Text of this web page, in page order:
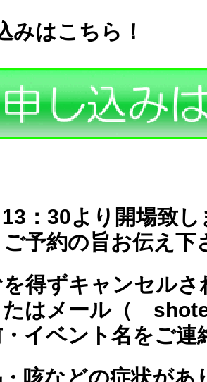
みはこちら！
13：30より開場致
予約の旨お伝え下
を得ずキャンセル
たはメール（
イベント名をご連